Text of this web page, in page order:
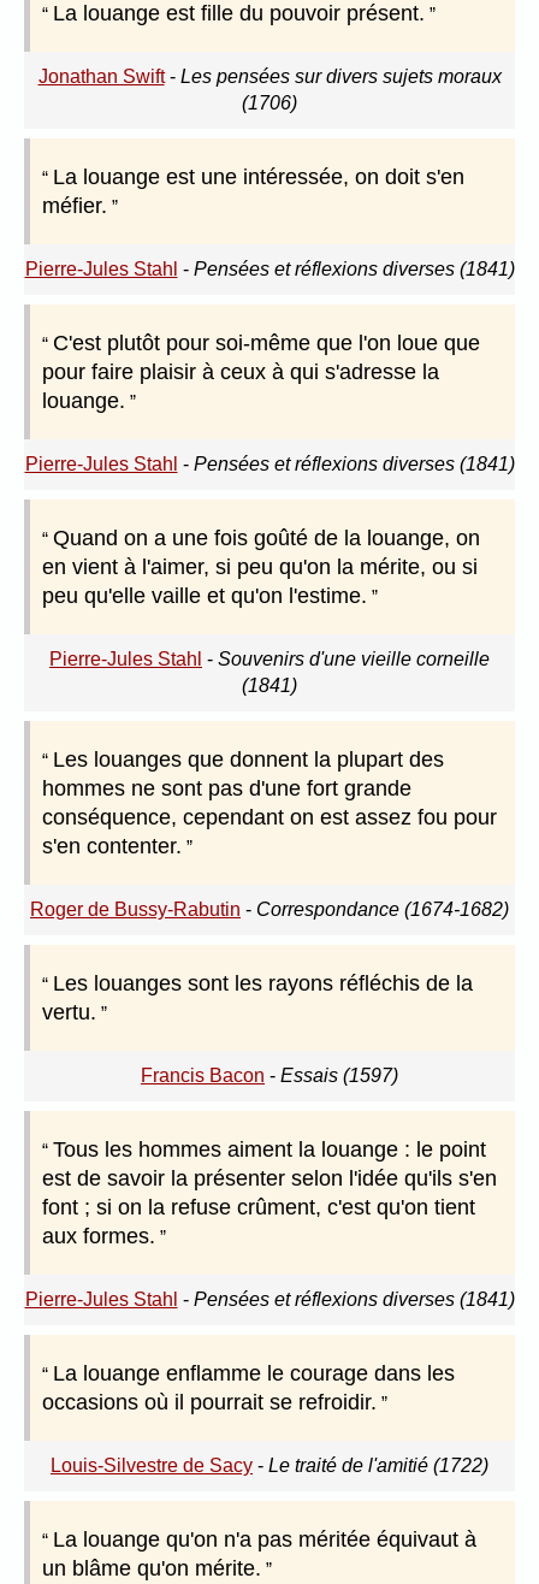
La louange est fille du pouvoir présent.
Jonathan Swift- Les pensées sur divers sujets moraux
(1706)
La louange est une intéressée, on doit s'en
méfier.
Pierre-Jules Stahl - Pensées et réflexions diverses (1841)
C'est plutôt pour soi-même que l'on loue que
pour faire plaisir à ceux à qui s'adresse la
louange.
Pierre-Jules Stahl - Pensées et réflexions diverses (1841)
Quand on a une fois goûté de la louange, on
en vient à l'aimer, si peu qu'on la mérite, ou si
peu qu'elle vaille et qu'on l'estime.
Pierre-Jules Stahl - Souvenirs d'une vieille corneille
(1841)
Les louanges que donnent la plupart des
hommes ne sont pas d'une fort grande
conséquence, cependant on est assez fou pour
s'en contenter.
Roger de Bussy-Rabutin - Correspondance (1674-1682)
Les louanges sont les rayons réfléchis de la
vertu.
Francis Bacon - Essais (1597)
Tous les hommes aiment la louange : le point
est de savoir la présenter selon l'idée qu'ils s'en
font ; si on la refuse crûment, c'est qu'on tient
aux formes.
Pierre-Jules Stahl - Pensées et réflexions diverses (1841)
La louange enflamme le courage dans les
occasions où il pourrait se refroidir.
Louis-Silvestre de Sacy - Le traité de l'amitié (1722)
La louange qu'on n'a pas méritée équivaut à
un blâme qu'on mérite.